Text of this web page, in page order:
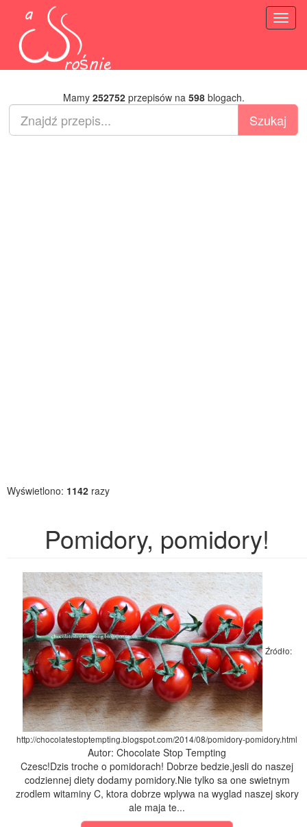
Mamy 252752przepisów na 598blogach.
Wyświetlono: 1142 razy
Pomidory, pomidory!
Źródło:
http://chocolatestoptempting.blogspot.com/2014/08/pomidory-pomidory.html
Autor: Chocolate Stop Tempting
Czesc!Dzis troche o pomidorach! Dobrze bedzie,jesli do naszej
codziennej diety dodamy pomidory.Nie tylko sa one swietnym
zrodlem witaminy C, ktora dobrze wplywa na wyglad naszej skory
ale maja te...